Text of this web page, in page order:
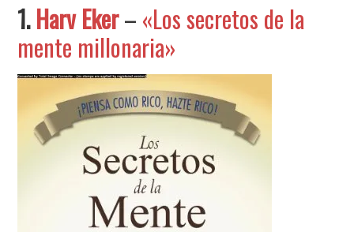
1.Harv Eker– «Los secretos de la
mente millonaria»